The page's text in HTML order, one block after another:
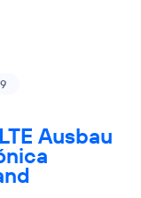
Ausbau